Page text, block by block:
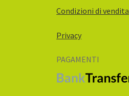
Condizioni di vendita
Privacy
PAGAMENTI